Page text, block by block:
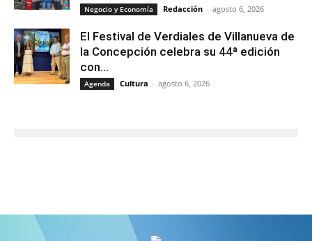
Negocio y Economía Redacción - agosto 6, 2026
El Festival de Verdiales de Villanueva de
la Concepción celebra su 44ª edición
con...
Agenda Cultura - agosto 6, 2026